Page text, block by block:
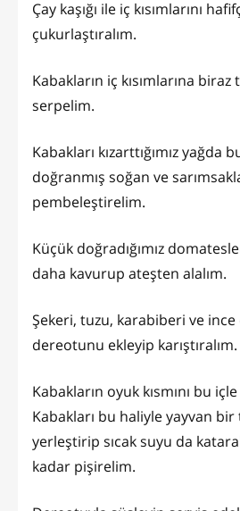
Çay kaşığı ile iç kısımlarını
çukurlaştıralım.
Kabakların iç kısımlarına
serpelim.
Kabakları kızarttığımız yağda
doğranmış soğan ve
pembeleştirelim.
Küçük doğradığımız
daha kavurup ateşten alalım.
Şekeri, tuzu, karabiberi ve ince
dereotunu ekleyip karıştıralım.
Kabakların oyuk kısmını bu
Kabakları bu haliyle yayvan
yerleştirip sıcak suyu da
kadar pişirelim.